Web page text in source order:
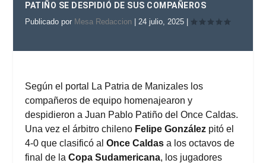
PATIÑO SE DESPIDIÓ DE SUS COMPAÑEROS
Publicado por Mesa Redaccion |24 julio, 2025
Según el portal La Patria de Manizales los
compañeros de equipo homenajearon y
despidieron a Juan Pablo Patiño del Once Caldas.
Una vez el árbitro chileno Felipe González pitó el
4-0 que clasificó alOnce Caldas a los octavos de
final de laCopa Sudamericana, los jugadores